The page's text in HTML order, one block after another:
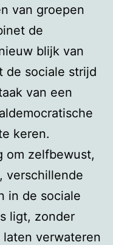
van groepen
de
blijk van
de sociale strijd
van een
keren.
om zelfbewust,
verschillende
in de sociale
ligt, zonder
verwateren